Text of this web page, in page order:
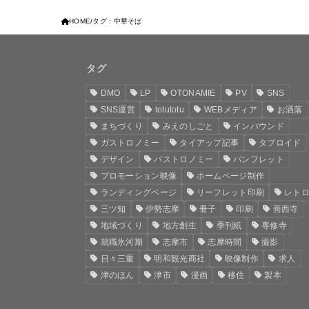
HOME タグ : 中華そば
タグ
DMO LP OTONAMIE PV
SNS
SNS運営
totutotu WEBメディア
お洒落
まちづくり
みえのしごと
インバウンド
ガストロノミー
タイアップ記事
タブロイド
デザイン
バストロノミー
パンフレット
プロモーション映像
ホームページ制作
ランディングページ
リーフレット印刷
レトロ
三ツ知
伊勢志摩 冊子 印刷
善西寺
地域づくり
地方創生 季刊紙
専修寺
就職氷河期
志摩市 志摩時間
撮影
日々三重
明和観光商社 映像制作
求人
津のほん
津市 漫画 移住 製本